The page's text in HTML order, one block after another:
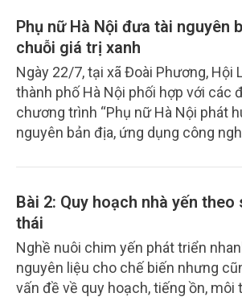
Phụ nữ Hà Nội đưa tài nguyên
chuỗi giá trị xanh
Ngày 22/7, tại xã Đoài Phương, Hội
thành phố Hà Nội phối hợp với các
chương trình “Phụ nữ Hà Nội phát
nguyên bản địa, ứng dụng công
tạo diễn đàn kết nối các mô hình
làm chủ, mà còn đánh dấu sự ra đời
Du lịch chăm sóc sức khỏe và phát
Ba Vì GREEN - mô hình liên kết sản
du lịch dựa trên thế mạnh thiên
địa phương.
Bài 2: Quy hoạch nhà yến
thái
Nghề nuôi chim yến phát triển
nguyên liệu cho chế biến nhưng
vấn đề về quy hoạch, tiếng ồn, môi